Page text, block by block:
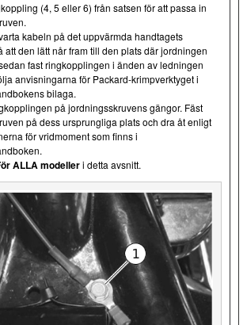
(4, 5 eller 6) från satsen för att passa in
kabeln på det uppvärmda handtagets
att den lätt når fram till den plats där jordningen
fast ringkopplingen i änden av ledningen
anvisningarna för Packard-krimpverktyget i
bilaga.
på jordningsskruvens gängor. Fäst
på dess ursprungliga plats och dra åt enligt
för vridmoment som finns i
ALLA modelleri detta avsnitt.